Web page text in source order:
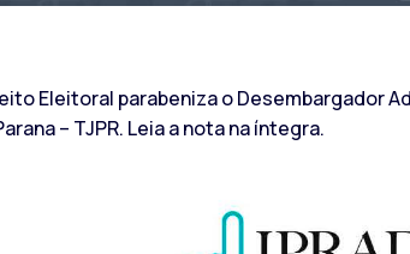
Eleitoral parabeniza o Desembargador
– TJPR. Leia a nota na íntegra.